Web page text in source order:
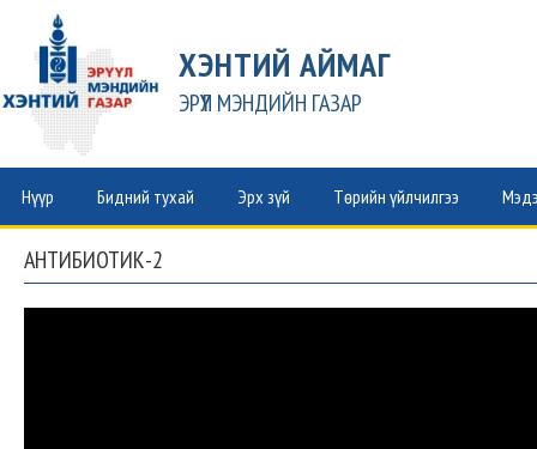
ХЭНТИЙ АЙМАГ
ЭРҮҮЛ МЭНДИЙН ГАЗАР
Нүүр Бидний тухай Эрх зүй Төрийн үйлчилгээ
АНТИБИОТИК-2